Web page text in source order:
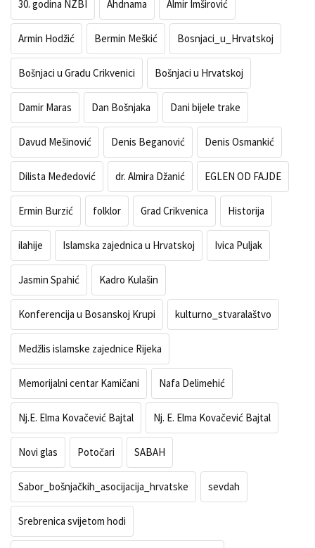
30. godina NZBI Ahdnama Almir Imširović
Armin Hodžić Bermin Meškić Bosnjaci_u_Hrvatskoj
Bošnjaci u Gradu Crikvenici Bošnjaci u Hrvatskoj
Damir Maras Dan Bošnjaka Dani bijele trake
Davud Mešinović Denis Beganović Denis Osmankić
Dilista Međedović dr. Almira Džanić EGLEN OD FAJDE
Ermin Burzić folklor Grad Crikvenica Historija
ilahije Islamska zajednica u Hrvatskoj Ivica Puljak
Jasmin Spahić Kadro Kulašin
Konferencija u Bosanskoj Krupi kulturno_stvaralaštvo
Medžlis islamske zajednice Rijeka
Memorijalni centar Kamičani Nafa Delimehić
Nj.E. Elma Kovačević Bajtal Nj. E. Elma Kovačević Bajtal
Novi glas Potočari SABAH
Sabor_bošnjačkih_asocijacija_hrvatske sevdah
Srebrenica svijetom hodi